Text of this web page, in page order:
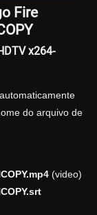
Fire
x264-
do arquivo de
(video)